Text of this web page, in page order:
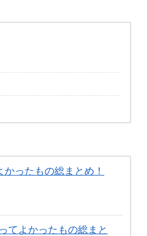
ったもの総まとめ！
てよかったもの総まと